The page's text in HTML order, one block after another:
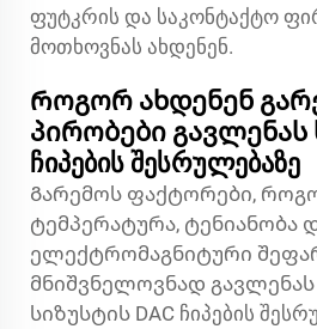
ფუტკრის და საკონტაქტო
მოთხოვნას ახდენენ.
Როგორ ახდენენ
პირობები გავლენას
ჩიპების შესრულებაზე
Გარემოს ფაქტორები,
ტემპერატურა, ტენიანობა
ელექტრომაგნიტური
მნიშვნელოვნად
სიზუსტის DAC ჩიპების